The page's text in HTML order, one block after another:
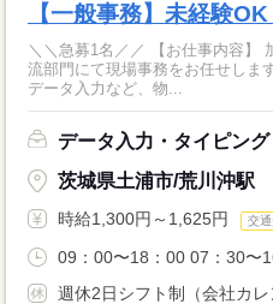
【一般事務】未経験
＼＼急募1名／／ 【お仕事内容】 加工食品を製造している工場の物
流部門にて現場事務をお任せしま
データ入力など、物...
データ入力・タイピング
茨城県土浦市/荒川沖駅
時給1,300円～1,625円 交
09：00〜18：00 07：30〜
週休2日シフト制（会社カレ